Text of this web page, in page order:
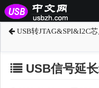
USB转JTAG&SPI&I2C
USB信号延